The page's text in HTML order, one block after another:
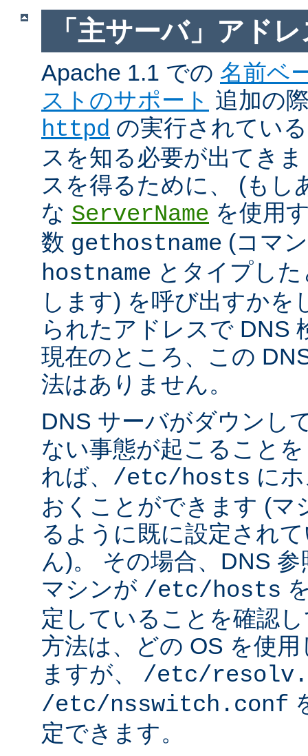
「主サーバ」アド
Apache 1.1 での 名前ベ
ストのサポート 追加の
httpd の実行されてい
スを知る必要が出てき
スを得るために、 (もし
な ServerName を使用
数 gethostname (コマ
hostname とタイプし
します) を呼び出すかを
られたアドレスで DNS
現在のところ、この
法はありません。
DNS サーバがダウンし
ない事態が起こること
れば、 /etc/hosts に
おくことができます (マ
るように既に設定され
ん)。 その場合、DNS
マシンが /etc/hosts
定していることを確認
方法は、どの OS を使
ますが、 /etc/
/etc/nsswitch.conf
定できます。